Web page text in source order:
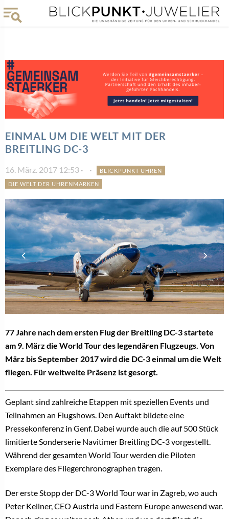
EINMAL UM DIE WELT MIT DER
BREITLING DC-3
16. März. 2017 12:53
BLICKPUNKT UHREN
DIE WELT DER UHRENMARKEN
77 Jahre nach dem ersten Flug der Breitling DC-3 startete
am 9. März die World Tour des legendären Flugzeugs. Von
März bis September 2017 wird die DC-3 einmal um die Welt
fliegen. Für weltweite Präsenz ist gesorgt.
Geplant sind zahlreiche Etappen mit speziellen Events und
Teilnahmen an Flugshows. Den Auftakt bildete eine
Pressekonferenz in Genf. Dabei wurde auch die auf 500 Stück
limitierte Sonderserie Navitimer Breitling DC-3 vorgestellt.
Während der gesamten World Tour werden die Piloten
Exemplare des Fliegerchronographen tragen.
Der erste Stopp der DC-3 World Tour war in Zagreb, wo auch
Peter Kellner, CEO Austria und Eastern Europe anwesend war.